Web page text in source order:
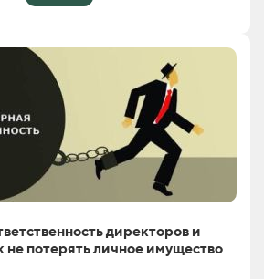
директоров и
не потерять личное имущество